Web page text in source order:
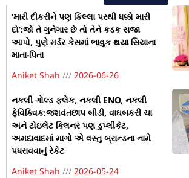
‘મારી દીકરીને પણ કિલ્લા પરથી ધક્કો મારી
દો’:જો તે ગુનેગાર છે તો તેને કડક સજા
આપો, પુણે મર્ડર કેસમાં ભાવુક થયા સિયાના
માતા-પિતા
Aniket Shah
2026-06-26
નકલી ગોલ્ડ ફ્લેક, નકલી ENO, નકલી
ફેવિક્વિક:જશવંતછાપ બીડી, વાઘબકરી ચા
અને ટોઇલેટ ક્લિનર પણ ડુપ્લીકેટ,
અમદાવાદમાં માગો એ વસ્તુ બ્રાન્ડના નામે
પધરાવવાનું રેકેટ
Aniket Shah
2026-05-24